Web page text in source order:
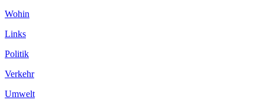
Wohin
Links
Politik
Verkehr
Umwelt